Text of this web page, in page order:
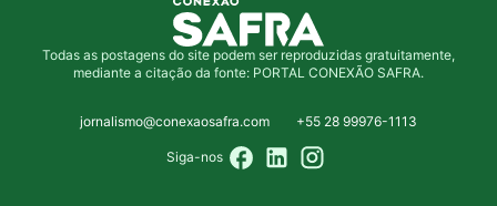
Todas as postagens do site podem ser reproduzidas gratuitamente,
mediante a citação da fonte: PORTAL CONEXÃO SAFRA.
jornalismo@conexaosafra.com +55 28 99976-1113
Siga-nos